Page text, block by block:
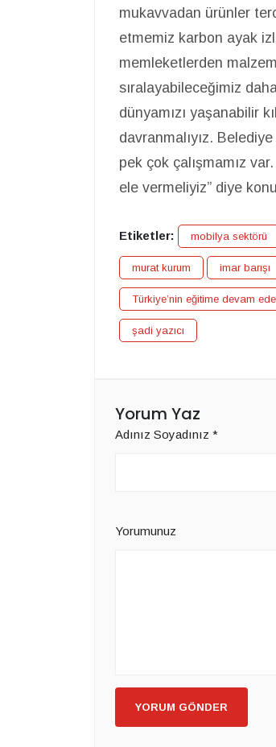
mukavvadan ürünler
etmemiz karbon ayak
memleketlerden
sıralayabileceğimiz
dünyamızı yaşanabilir
davranmalıyız.
pek çok çalışmamız
ele vermeliyiz” diye
Etiketler: mobilya sektörü
murat kurum imar barışı
Türkiye’nin eğitime devam
şadi yazıcı
Yorum Yaz
Adınız Soyadınız *
Yorumunuz
YORUM GÖNDER